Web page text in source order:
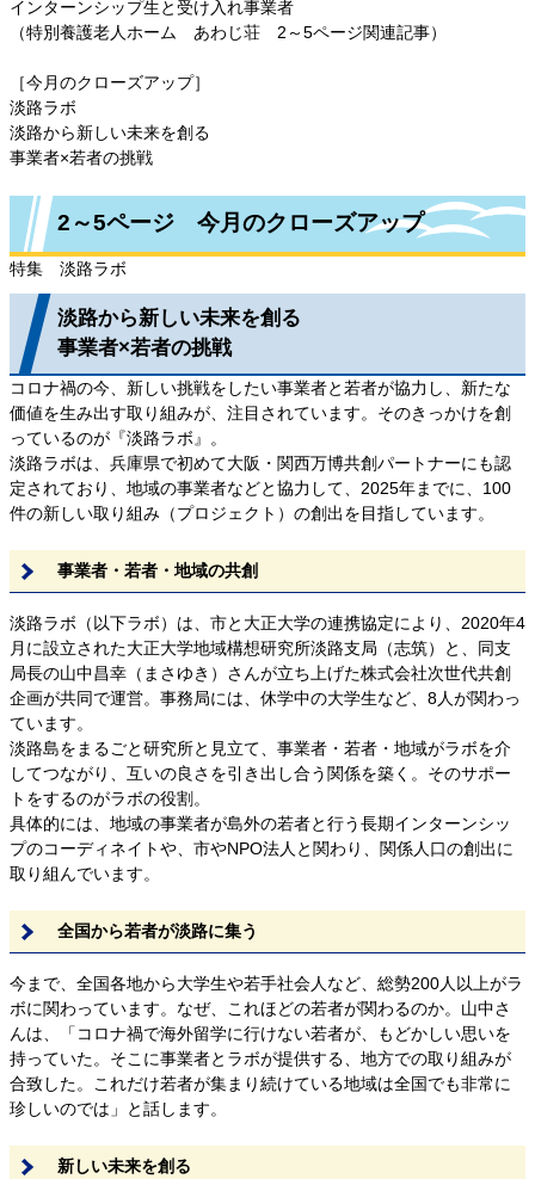
インターンシップ生と受け入れ事業者
（特別養護老人ホーム あわじ荘 2～5ページ関連記事）
［今月のクローズアップ］
淡路ラボ
淡路から新しい未来を創る
事業者×若者の挑戦
2～5ページ 今月のクローズアップ
特集 淡路ラボ
淡路から新しい未来を創る
事業者×若者の挑戦
コロナ禍の今、新しい挑戦をしたい事業者と若者が協力し、新たな
価値を生み出す取り組みが、注目されています。そのきっかけを創
っているのが『淡路ラボ』。
淡路ラボは、兵庫県で初めて大阪・関西万博共創パートナーにも認
定されており、地域の事業者などと協力して、2025年までに、100
件の新しい取り組み（プロジェクト）の創出を目指しています。
事業者・若者・地域の共創
淡路ラボ（以下ラボ）は、市と大正大学の連携協定により、2020年4
月に設立された大正大学地域構想研究所淡路支局（志筑）と、同支
局長の山中昌幸（まさゆき）さんが立ち上げた株式会社次世代共創
企画が共同で運営。事務局には、休学中の大学生など、8人が関わっ
ています。
淡路島をまるごと研究所と見立て、事業者・若者・地域がラボを介
してつながり、互いの良さを引き出し合う関係を築く。そのサポー
トをするのがラボの役割。
具体的には、地域の事業者が島外の若者と行う長期インターンシッ
プのコーディネイトや、市やNPO法人と関わり、関係人口の創出に
取り組んでいます。
全国から若者が淡路に集う
今まで、全国各地から大学生や若手社会人など、総勢200人以上がラ
ボに関わっています。なぜ、これほどの若者が関わるのか。山中さ
んは、「コロナ禍で海外留学に行けない若者が、もどかしい思いを
持っていた。そこに事業者とラボが提供する、地方での取り組みが
合致した。これだけ若者が集まり続けている地域は全国でも非常に
珍しいのでは」と話します。
新しい未来を創る